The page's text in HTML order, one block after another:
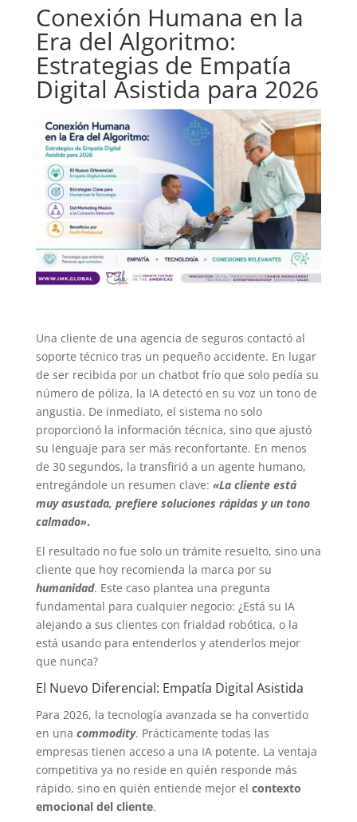
Conexión Humana en la
Era del Algoritmo:
Estrategias de Empatía
Digital Asistida para 2026
Una cliente de una agencia de seguros contactó al
soporte técnico tras un pequeño accidente. En lugar
de ser recibida por un chatbot frío que solo pedía su
número de póliza, la IA detectó en su voz un tono de
angustia. De inmediato, el sistema no solo
proporcionó la información técnica, sino que ajustó
su lenguaje para ser más reconfortante. En menos
de 30 segundos, la transfirió a un agente humano,
entregándole un resumen clave: «La cliente está
muy asustada, prefiere soluciones rápidas y un tono
calmado».
El resultado no fue solo un trámite resuelto, sino una
cliente que hoy recomienda la marca por su
humanidad. Este caso plantea una pregunta
fundamental para cualquier negocio: ¿Está su IA
alejando a sus clientes con frialdad robótica, o la
está usando para entenderlos y atenderlos mejor
que nunca?
El Nuevo Diferencial: Empatía Digital Asistida
Para 2026, la tecnología avanzada se ha convertido
en una commodity. Prácticamente todas las
empresas tienen acceso a una IA potente. La ventaja
competitiva ya no reside en quién responde más
rápido, sino en quién entiende mejor el contexto
emocional del cliente.